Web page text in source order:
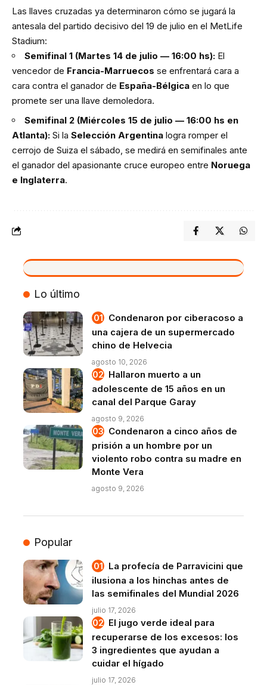
Las llaves cruzadas ya determinaron cómo se jugará la
antesala del partido decisivo del 19 de julio en el MetLife
Stadium:
Semifinal 1 (Martes 14 de julio — 16:00 hs): El
vencedor de Francia-Marruecos se enfrentará cara a
cara contra el ganador de España-Bélgica en lo que
promete ser una llave demoledora.
Semifinal 2 (Miércoles 15 de julio — 16:00 hs en
Atlanta): Si la Selección Argentina logra romper el
cerrojo de Suiza el sábado, se medirá en semifinales ante
el ganador del apasionante cruce europeo entre Noruega
e Inglaterra.
VIVO
Lo último
Condenaron por ciberacoso a
una cajera de un supermercado
chino de Helvecia
agosto 10, 2026
Hallaron muerto a un
adolescente de 15 años en un
canal del Parque Garay
agosto 9, 2026
Condenaron a cinco años de
prisión a un hombre por un
violento robo contra su madre en
Monte Vera
agosto 9, 2026
Popular
La profecía de Parravicini que
ilusiona a los hinchas antes de
las semifinales del Mundial 2026
julio 17, 2026
El jugo verde ideal para
recuperarse de los excesos: los
3 ingredientes que ayudan a
cuidar el hígado
julio 17, 2026